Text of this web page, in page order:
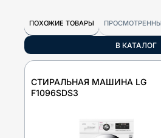
ПОХОЖИЕ ТОВАРЫ
В КАТАЛОГ
СТИРАЛЬНАЯ МАШИНА LG
F1096SDS3